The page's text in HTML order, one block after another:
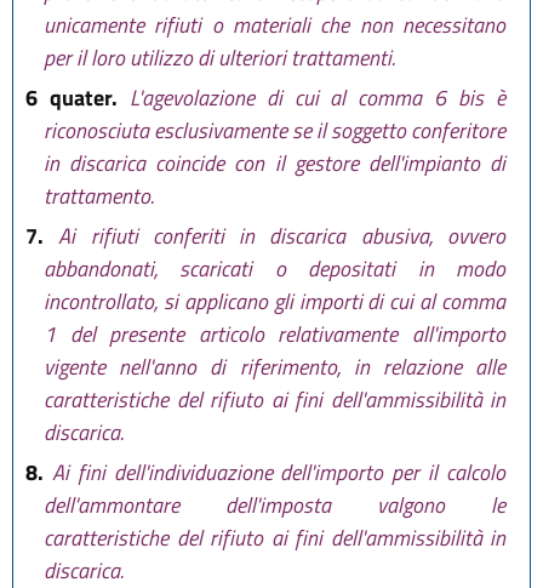
unicamente rifiuti o materiali che non necessitano
per il loro utilizzo di ulteriori trattamenti.
6 quater. L'agevolazione di cui al comma 6 bis è
riconosciuta esclusivamente se il soggetto conferitore
in discarica coincide con il gestore dell'impianto di
trattamento.
7. Ai rifiuti conferiti in discarica abusiva, ovvero
abbandonati, scaricati o depositati in modo
incontrollato, si applicano gli importi di cui al comma
1 del presente articolo relativamente all'importo
vigente nell'anno di riferimento, in relazione alle
caratteristiche del rifiuto ai fini dell'ammissibilità in
discarica.
8. Ai fini dell'individuazione dell'importo per il calcolo
dell'ammontare dell'imposta valgono le
caratteristiche del rifiuto ai fini dell'ammissibilità in
discarica.